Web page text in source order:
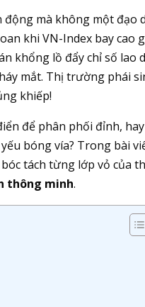
động mà không một đạo
khi VN-Index bay cao
khổng lồ đẩy chỉ số lao
mắt. Thị trường phái
khiếp!
để phân phối đỉnh,
bóng vía? Trong bài
tách từng lớp vỏ của
thông minh.